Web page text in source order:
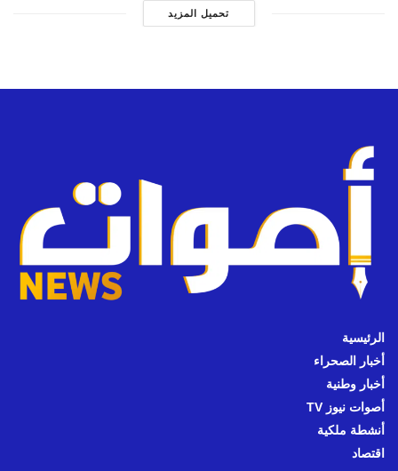
تحميل المزيد
الرئيسية
أخبار الصحراء
أخبار وطنية
أصوات نيوز TV
أنشطة ملكية
اقتصاد